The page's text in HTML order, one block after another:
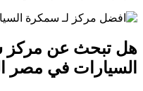
هل تبحث عن مركز
السيارات في مصر